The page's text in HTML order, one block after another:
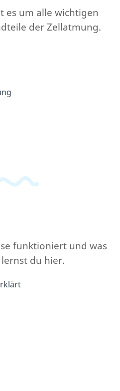
es um alle wichtigen
der Zellatmung.
funktioniert und was
du hier.